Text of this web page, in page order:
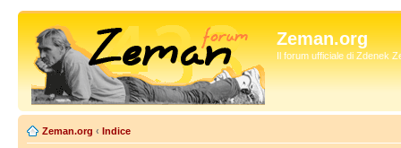
Zeman.org
Il forum ufficiale di Zdenek
Zeman.org ‹ Indice